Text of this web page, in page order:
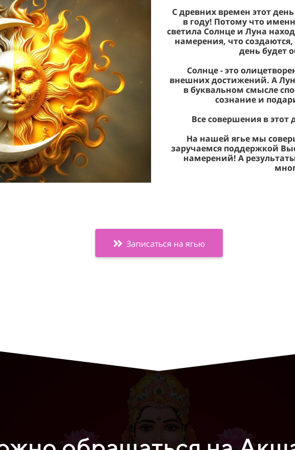
С древних времен этот
в году! Потому что
светила Солнце и Луна
намерения, что
день будет
Солнце - это
внешних достижений. А
в буквальном смысле
сознание и
Все совершения в
На нашей ягье мы
заручаемся поддержкой
намерений! А
Записаться на ягью